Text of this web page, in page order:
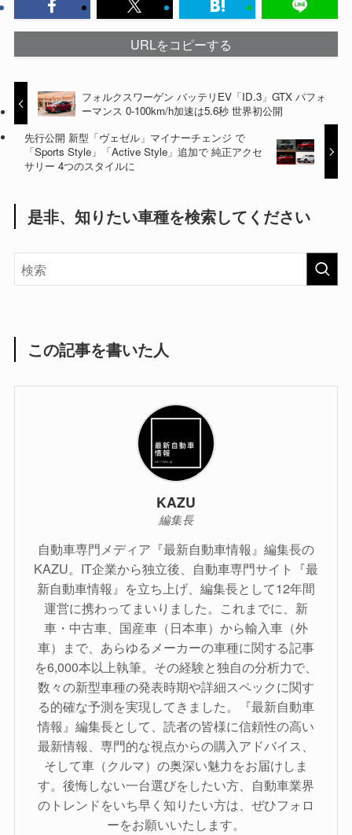
URLをコピーする
フォルクスワーゲン バッテリEV「ID.3」GTX パフォ
ーマンス 0-100km/h加速は5.6秒 世界初公開
先行公開 新型「ヴェゼル」マイナーチェンジ で
「Sports Style」「Active Style」追加で 純正アクセ
サリー 4つのスタイルに
是非、知りたい車種を検索してください
この記事を書いた人
KAZU
編集長
自動車専門メディア『最新自動車情報』編集長の
KAZU。IT企業から独立後、自動車専門サイト『最
新自動車情報』を立ち上げ、編集長として12年間
運営に携わってまいりました。これまでに、新
車・中古車、国産車（日本車）から輸入車（外
車）まで、あらゆるメーカーの車種に関する記事
を6,000本以上執筆。その経験と独自の分析力で、
数々の新型車種の発表時期や詳細スペックに関す
る的確な予測を実現してきました。『最新自動車
情報』編集長として、読者の皆様に信頼性の高い
最新情報、専門的な視点からの購入アドバイス、
そして車（クルマ）の奥深い魅力をお届けしま
す。後悔しない一台選びをしたい方、自動車業界
のトレンドをいち早く知りたい方は、ぜひフォロ
ーをお願いいたします。